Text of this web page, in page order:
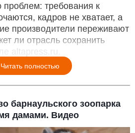
проблем: требования к
кадров не хватает, а
производители переживают
ли отрасль сохранить
altapress.ru.
Читать полностью
барнаульского зоопарка
дамами. Видео